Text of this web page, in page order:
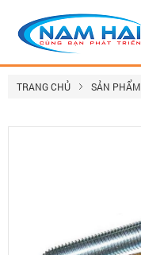
TRANG CHỦ SẢN PHẨM